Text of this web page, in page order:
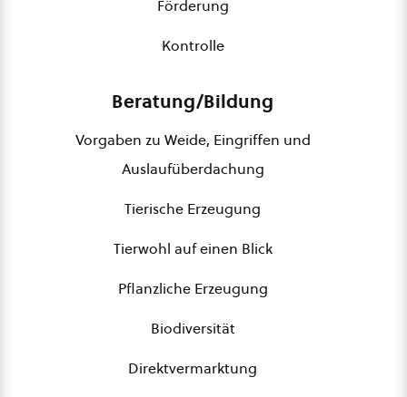
Förderung
Kontrolle
Beratung/Bildung
Vorgaben zu Weide, Eingriffen und
Auslaufüberdachung
Tierische Erzeugung
Tierwohl auf einen Blick
Pflanzliche Erzeugung
Biodiversität
Direktvermarktung